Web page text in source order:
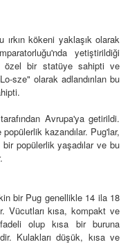
ırkın kökeni yaklaşık olarak
yetiştirildiği
özel bir statüye sahipti ve
sze" olarak adlandırılan bu
Avrupa'ya getirildi.
kazandılar. Pug'lar,
popülerlik yaşadılar ve bu
bir Pug genellikle 14 ila 18
Vücutları kısa, kompakt ve
olup kısa bir buruna
Kulakları düşük, kısa ve